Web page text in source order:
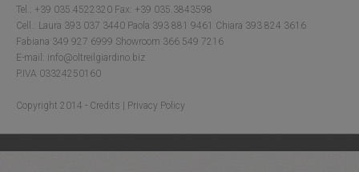
Tel.: +39 035.4522320 Fax: +39 035.3843598
Cell.: Laura 393 037 3440 Paola 393 881 9461 Chiara 393 824 3616
Fabiana 349 927 6999 Showroom 366 549 7216
E-mail: info@oltreilgiardino.biz
P.IVA 03324250160
Copyright 2014 - Credits Privacy Policy